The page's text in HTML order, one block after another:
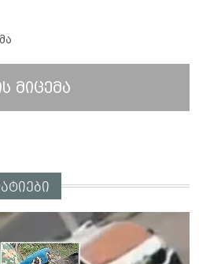
მიცემა